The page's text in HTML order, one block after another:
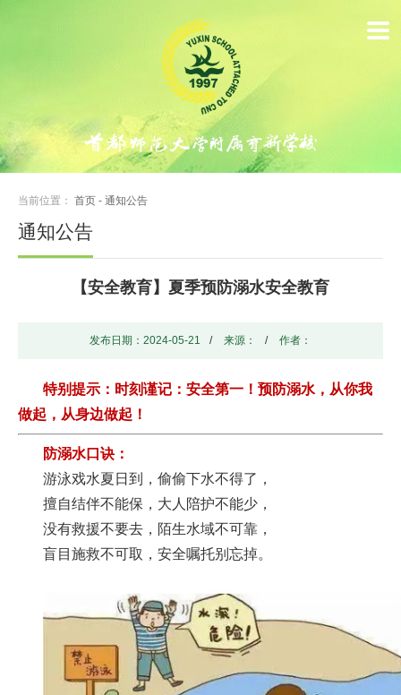
首
学
校
信
当前位置： 首页 - 通知公告
通知公告
【安全教育】夏季预防溺水安全教育
发布日期：2024-05-21 / 来源： / 作者：
特别提示：时刻谨记：安全第一！预防溺水，从你我
做起，从身边做起！
防溺水口诀：
游泳戏水夏日到， 偷偷下水不得了，
擅自结伴不能保， 大人陪护不能少，
没有救援不要去， 陌生水域不可靠，
盲目施救不可取， 安全嘱托别忘掉。